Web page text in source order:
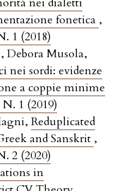
fonetica ,
1 (2018)
Debora Musola,
nei sordi: evidenze
a coppie minime
1 (2019)
Reduplicated
and Sanskrit ,
2 (2020)
in